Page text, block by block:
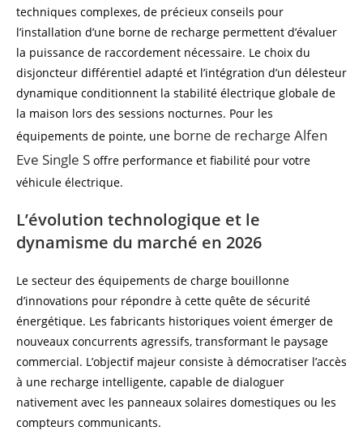
techniques complexes, de précieux conseils pour
l’installation d’une borne de recharge permettent d’évaluer
la puissance de raccordement nécessaire. Le choix du
disjoncteur différentiel adapté et l’intégration d’un délesteur
dynamique conditionnent la stabilité électrique globale de
la maison lors des sessions nocturnes. Pour les
équipements de pointe, une borne de recharge Alfen
Eve Single S offre performance et fiabilité pour votre
véhicule électrique.
L’évolution technologique et le
dynamisme du marché en 2026
Le secteur des équipements de charge bouillonne
d’innovations pour répondre à cette quête de sécurité
énergétique. Les fabricants historiques voient émerger de
nouveaux concurrents agressifs, transformant le paysage
commercial. L’objectif majeur consiste à démocratiser l’accès
à une recharge intelligente, capable de dialoguer
nativement avec les panneaux solaires domestiques ou les
compteurs communicants.